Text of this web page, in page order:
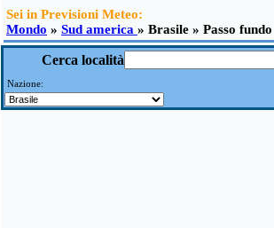
Sei in Previsioni Meteo:
Mondo » Sud america » Brasile » Passo fundo
Cerca località
Nazione: